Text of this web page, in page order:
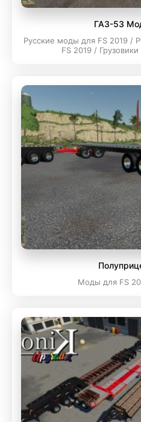
ГАЗ-53
Русские моды для FS 2019 /
FS 2019 /
Моды для FS